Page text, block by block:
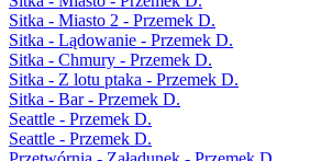
Sitka - Miasto 2 - Przemek D.
Sitka - Lądowanie - Przemek D.
Sitka - Chmury - Przemek D.
Sitka - Z lotu ptaka - Przemek D.
Sitka - Bar - Przemek D.
Seattle - Przemek D.
Seattle - Przemek D.